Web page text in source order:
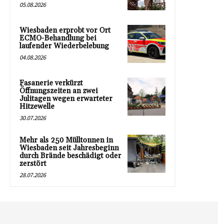
05.08.2026
Wiesbaden erprobt vor Ort
ECMO-Behandlung bei
laufender Wiederbelebung
04.08.2026
Fasanerie verkürzt
Öffnungszeiten an zwei
Julitagen wegen erwarteter
Hitzewelle
30.07.2026
Mehr als 250 Mülltonnen in
Wiesbaden seit Jahresbeginn
durch Brände beschädigt oder
zerstört
28.07.2026